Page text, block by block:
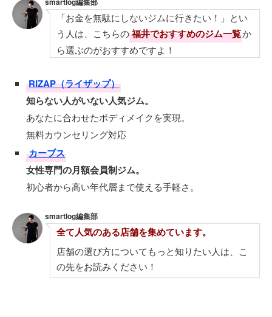
「お金を無駄にしないジムに行きたい！」とい
う人は、こちらの福井でおすすめのジム一覧か
ら選ぶのがおすすめですよ！
RIZAP（ライザップ）
知らない人がいない人気ジム。
あなたに合わせたボディメイクを実現。
無料カウンセリング対応
カーブス
女性専門の月額会員制ジム。
初心者から高い年代層まで使える手軽さ。
smartlog編集部
全て人気のある店舗を集めています。
店舗の選び方についてもっと知りたい人は、こ
の先をお読みください！